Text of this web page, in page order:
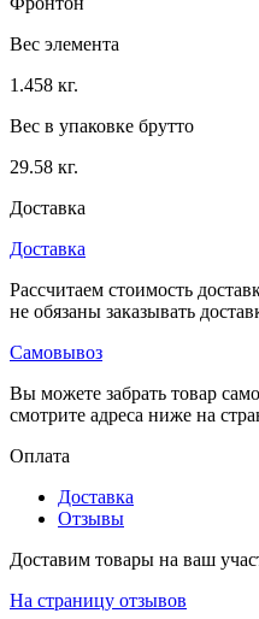
Вес элемента
1.458 кг.
Вес в упаковке брутто
29.58 кг.
Доставка
Доставка
Рассчитаем стоимость
не обязаны заказывать
Самовывоз
Вы можете забрать товар
смотрите адреса ниже на
Оплата
Доставка
Отзывы
Доставим товары на ваш
На страницу отзывов